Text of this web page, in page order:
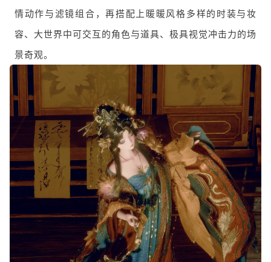
情动作与滤镜组合，再搭配上暖暖风格多样的时装与妆
容、大世界中可交互的角色与道具、极具视觉冲击力的场
景奇观。